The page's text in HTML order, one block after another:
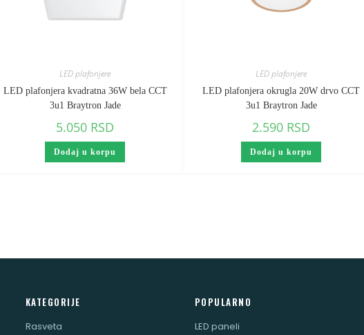
LED plafonjere
LED plafonjera kvadratna 36W bela CCT
3u1 Braytron Jade
5.050 RSD
Dodaj u korpu
LED plafonjere
LED plafonjera okrugla 20W drvo CCT
3u1 Braytron Jade
2.590 RSD
Dodaj u korpu
KATEGORIJE
Rasveta
POPULARNO
LED paneli